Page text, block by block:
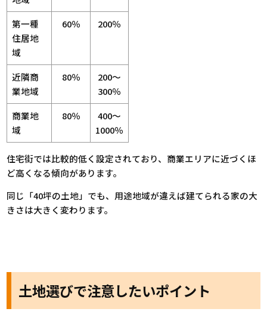
第一種
住居地
域
60％ 200％
近隣商
業地域
80％
200〜
300％
商業地
域
80％
400〜
1000％
住宅街では比較的低く設定されており、商業エリアに近づくほ
ど高くなる傾向があります。
同じ「40坪の土地」でも、用途地域が違えば建てられる家の大
きさは大きく変わります。
土地選びで注意したいポイント